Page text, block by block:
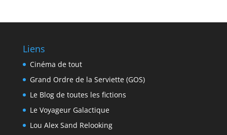
Liens
Cinéma de tout
Grand Ordre de la Serviette (GOS)
Le Blog de toutes les fictions
Le Voyageur Galactique
Lou Alex Sand Relooking